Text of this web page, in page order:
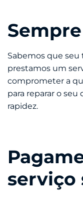
Sabemos que seu
prestamos um
comprometer a
para reparar o
rapidez.
serviço